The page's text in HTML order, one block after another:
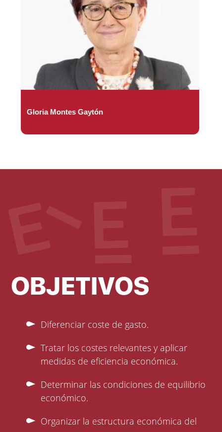
Gloria Montes Gaytón
OBJETIVOS
Diferenciar coste de gasto.
Tratar los costes relevantes y aplicar
medidas de eficiencia económica.
Determinar las condiciones de equilibrio
económico.
Organizar la estructura económica del